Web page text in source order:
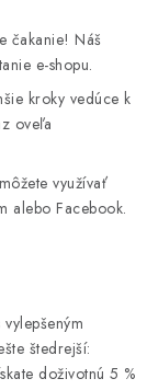
čakanie! Náš
e-shopu.
kroky vedúce k
oveľa
využívať
alebo Facebook.
štedrejší:
doživotnú 5 %